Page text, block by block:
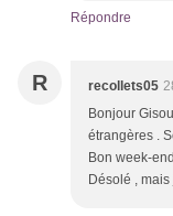
Répondre
R recollets05
Bonjour
étrangères .
Bon week-
Désolé ,